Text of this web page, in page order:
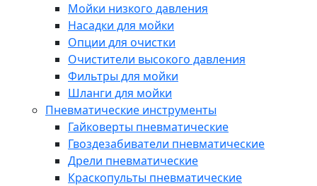
Мойки низкого давления
Насадки для мойки
Опции для очистки
Очистители высокого давления
Фильтры для мойки
Шланги для мойки
Пневматические инструменты
Гайковерты пневматические
Гвоздезабиватели пневматические
Дрели пневматические
Краскопульты пневматические